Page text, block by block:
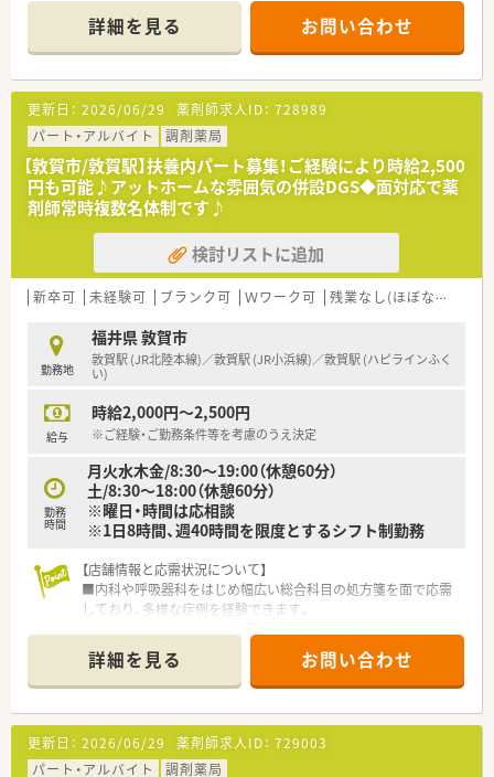
処方箋を応需しており、落ち着いて業務に取り組めます。
■内科や外科から眼科や皮膚科など非常に多岐にわたる幅広い
科目を応需し、居宅への在宅医療にも対応しております。
【法人特徴について】
■福井県敦賀市内に4店舗を展開し、創業から80年という長い歴
史を持ち地域住民から厚い信頼を得ている老舗企業です。
■代表ご自身も現場に入って気さくにコミュニケーションを取
られているため、風通しが良く非常に働きやすい社風です。
■地域への貢献を最優先に考えて採算度外視の設備投資を行う
など、常に患者様第一の姿勢を貫いている温かい法人です。
【職場環境と雰囲気】
■薬剤師と数名の事務スタッフが在籍しており、互いに協力し合
いながら和やかな雰囲気の中で日々の業務を行っています。
担を軽減できるサポート体制が構築されている職場です。
■充実した設備環境の中で落ち着いて業務を進めることができ、
患者様へのより良いサービス提供に集中できる環境です。
詳細を見る お問い合わせ
更新日： 2026/06/29 薬剤師求人ID： 728989
パート・アルバイト
調剤薬局
【敦賀市/敦賀駅】扶養内パート募集！ご経験により時給2,500
円も可能♪アットホームな雰囲気の併設DGS◆面対応で薬
剤師常時複数名体制です♪
検討リストに追加
新卒可 未経験可 ブランク可 Ｗワーク可 残業なし(ほぼなし含む)
勤務地
福井県 敦賀市
敦賀駅 (JR北陸本線)／敦賀駅 (JR小浜線)／敦賀駅 (ハピラインふく
い)
給与
時給2,000円～2,500円
※ご経験・ご勤務条件等を考慮のうえ決定
勤務
時間
月火水木金/8:30～19:00（休憩60分）
土/8:30～18:00（休憩60分）
※曜日・時間は応相談
※1日8時間、週40時間を限度とするシフト制勤務
【店舗情報と応需状況について】
■内科や呼吸器科をはじめ幅広い総合科目の処方箋を面で応需
しており、多様な症例を経験できます。
の時代に求められるスキルが身につきます。
■敦賀駅からお車で10分ほどの立地であり、マイカー通勤が可
能なので毎日の通勤も非常にスムーズです。
【法人特徴について】
■創業80年を迎える地域密着型の老舗薬局であり、気さくな代
表のもとアットホームな雰囲気で運営されています。
詳細を見る お問い合わせ
更新日： 2026/06/29 薬剤師求人ID： 729003
パート・アルバイト
調剤薬局